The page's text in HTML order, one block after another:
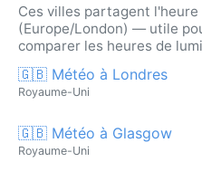
Ces villes partagent
(Europe/London) — utile
comparer les heures de
🇬🇧 Météo à Londres
Royaume-Uni
🇬🇧 Météo à Glasgow
Royaume-Uni